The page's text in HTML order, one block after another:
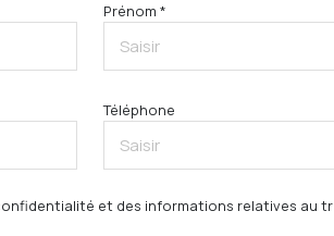
Prénom *
Téléphone
et des informations relatives au